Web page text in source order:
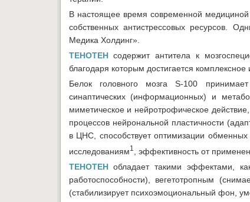
В настоящее время современной
собственных антистрессовых ресурсов.
Медика Холдинг».
ТЕНОТЕНсодержит антитела к
благодаря которым достигается
Белок головного мозга S-100
синаптических (информационных) и
миметическое и нейротрофическое
процессов нейрональной пластичности
в ЦНС, способствует оптимизации
исследованиям1 , эффективность от
ТЕНОТЕН обладает такими эффектами,
работоспособности), вегетотропным
(стабилизирует психоэмоциональный фон,